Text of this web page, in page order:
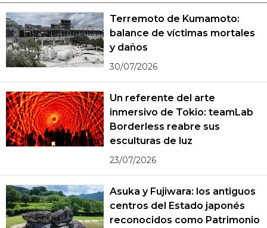
Terremoto de Kumamoto:
balance de víctimas mortales
y daños
30/07/2026
Un referente del arte
inmersivo de Tokio: teamLab
Borderless reabre sus
esculturas de luz
23/07/2026
Asuka y Fujiwara: los antiguos
centros del Estado japonés
reconocidos como Patrimonio